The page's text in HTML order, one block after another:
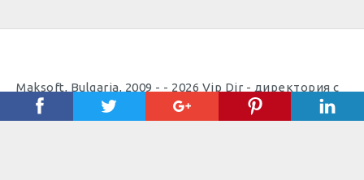
Maksoft, Bulgaria, 2009 - - 2026 Vip Dir - директория с
полезни телефони |